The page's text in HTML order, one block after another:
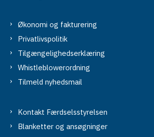
Økonomi og fakturering
Privatlivspolitik
Tilgængelighedserklæring
Whistleblowerordning
Tilmeld nyhedsmail
Kontakt Færdselsstyrelsen
Blanketter og ansøgninger